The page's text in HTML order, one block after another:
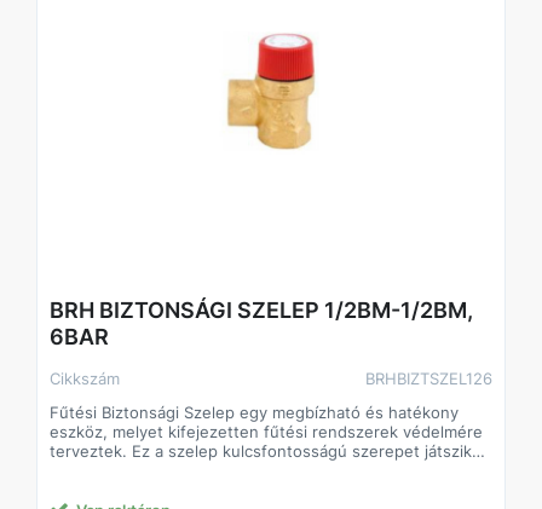
BRH BIZTONSÁGI SZELEP 1/2BM-1/2BM,
6BAR
Cikkszám
BRHBIZTSZEL126
Fűtési Biztonsági Szelep egy megbízható és hatékony
eszköz, melyet kifejezetten fűtési rendszerek védelmére
terveztek. Ez a szelep kulcsfontosságú szerepet játszik